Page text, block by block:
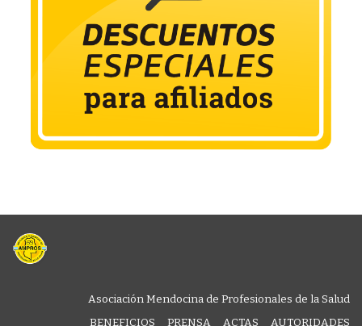
Asociación Mendocina de Profesionales de la Salud
BENEFICIOS
PRENSA ACTAS AUTORIDADES